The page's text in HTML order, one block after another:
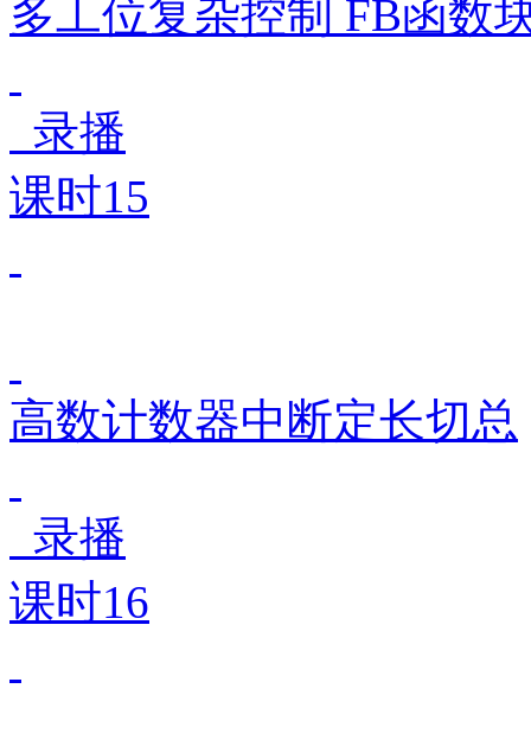
多工位复杂控制 FB函数
录播
课时15
高数计数器中断定长切总
录播
课时16